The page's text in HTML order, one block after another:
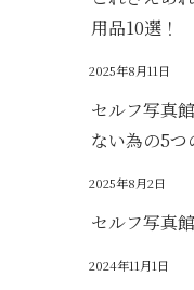
用品10選！
2025年8月11日
セルフ写真
ない為の5つ
2025年8月2日
セルフ写真
2024年11月1日